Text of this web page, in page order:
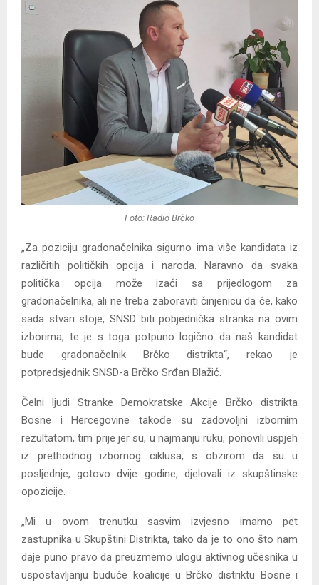
Foto: Radio Brčko
„Za poziciju gradonačelnika sigurno ima više kandidata iz
različitih političkih opcija i naroda. Naravno da svaka
politička opcija može izaći sa prijedlogom za
gradonačelnika, ali ne treba zaboraviti činjenicu da će, kako
sada stvari stoje, SNSD biti pobjednička stranka na ovim
izborima, te je s toga potpuno logično da naš kandidat
bude gradonačelnik Brčko distrikta“, rekao je
potpredsjednik SNSD-a Brčko Srđan Blažić.
Čelni ljudi Stranke Demokratske Akcije Brčko distrikta
Bosne i Hercegovine takođe su zadovoljni izbornim
rezultatom, tim prije jer su, u najmanju ruku, ponovili uspjeh
iz prethodnog izbornog ciklusa, s obzirom da su u
posljednje, gotovo dvije godine, djelovali iz skupštinske
opozicije.
„Mi u ovom trenutku sasvim izvjesno imamo pet
zastupnika u Skupštini Distrikta, tako da je to ono što nam
daje puno pravo da preuzmemo ulogu aktivnog učesnika u
uspostavljanju buduće koalicije u Brčko distriktu Bosne i